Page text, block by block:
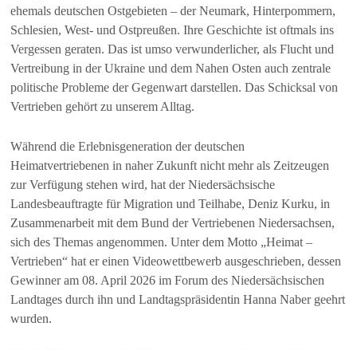
ehemals deutschen Ostgebieten – der Neumark, Hinterpommern,
Schlesien, West- und Ostpreußen. Ihre Geschichte ist oftmals ins
Vergessen geraten. Das ist umso verwunderlicher, als Flucht und
Vertreibung in der Ukraine und dem Nahen Osten auch zentrale
politische Probleme der Gegenwart darstellen. Das Schicksal von
Vertrieben gehört zu unserem Alltag.
Während die Erlebnisgeneration der deutschen
Heimatvertriebenen in naher Zukunft nicht mehr als Zeitzeugen
zur Verfügung stehen wird, hat der Niedersächsische
Landesbeauftragte für Migration und Teilhabe, Deniz Kurku, in
Zusammenarbeit mit dem Bund der Vertriebenen Niedersachsen,
sich des Themas angenommen. Unter dem Motto „Heimat –
Vertrieben“ hat er einen Videowettbewerb ausgeschrieben, dessen
Gewinner am 08. April 2026 im Forum des Niedersächsischen
Landtages durch ihn und Landtagspräsidentin Hanna Naber geehrt
wurden.